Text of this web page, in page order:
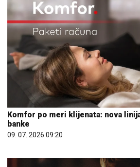
Komfor po meri klijenata: nova
banke
09. 07. 2026 09:20